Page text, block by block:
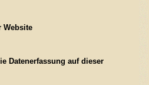
Website
Datenerfassung auf dieser